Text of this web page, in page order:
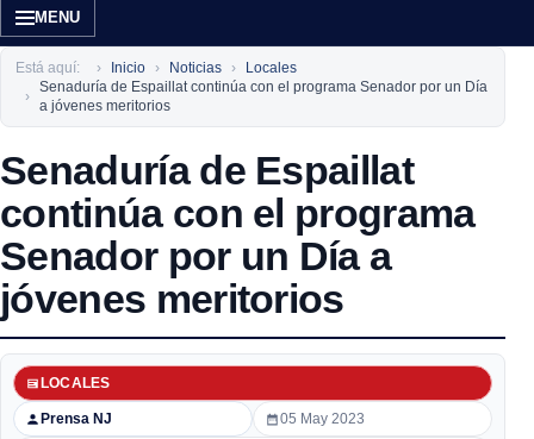
MENU
Está aquí: Inicio Noticias
Locales
Senaduría de Espaillat continúa con el programa Senador por un Día
a jóvenes meritorios
Senaduría de Espaillat
continúa con el programa
Senador por un Día a
jóvenes meritorios
Prensa NJ
LOCALES
05 May 2023